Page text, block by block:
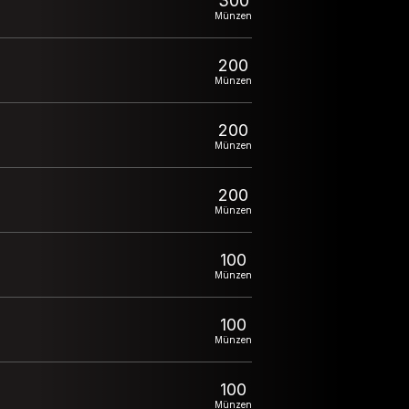
Münzen
200
Münzen
200
Münzen
200
Münzen
100
Münzen
100
Münzen
100
Münzen